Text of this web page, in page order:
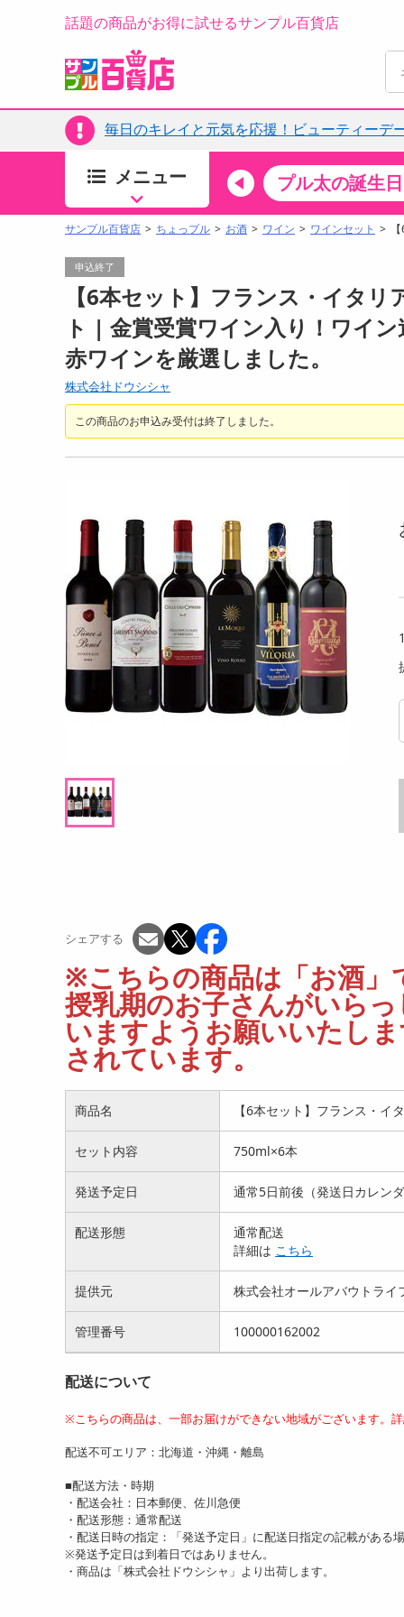
話題の商品がお得に試せるサンプル百貨店
毎日のキレイと元気を応援！ビューティーデ
ちょっプルカテゴリ すべ
食品・調味料
加工食品
お菓子
アイス・スイーツ
飲料
お酒
洗剤
キッチン・日用品
健康・ダイエット・サプリメント
医薬品・医薬部外品
インテリア・家具・収納・寝具
ファッション
家電
ベビー・キッズ・マタニティ
ペット用品
メニュー
キッチン・日用品 食品 プル太の誕生
サンプル百貨店 ちょっプル お酒 ワイン ワインセット
申込終了
【6本セット】フランス・イタ
ト | 金賞受賞ワイン入り！ワイ
赤ワインを厳選しました。
株式会社ドウシシャ
この商品のお申込み受付は終了しました。
シェアする
※こちらの商品は「お酒」
授乳期のお子さんがいら
いますようお願いいたし
されています。
商品名 【6本セット】フランス・イ
セット内容 750ml×6本
発送予定日 通常5日前後（発送日カレン
配送形態
通常配送
詳細は こちら
提供元 株式会社オールアバウトライ
管理番号 100000162002
配送について
※こちらの商品は、一部お届けができない地域がございます。
配送不可エリア：北海道・沖縄・離島
■配送方法・時期
・配送会社：日本郵便、佐川急便
・配送形態：通常配送
・配送日時の指定：「発送予定日」に配送日指定の記載がある
※発送予定日は到着日ではありません。
・商品は「株式会社ドウシシャ」より出荷します。
)/サーキュレー
量：30段階／
プリ操作可...
オープン
08月08日19時00分 ～
ちょっプル
サンコー/ひんやり水流快眠マット(省エネ、
リモコン付、タイマー機能、USB給電)/WAT
M26SWH
14,900
参考価格 オープン
上下